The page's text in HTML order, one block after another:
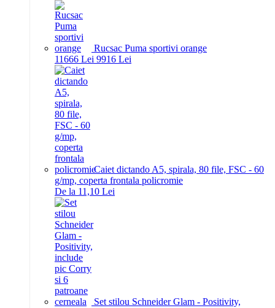
Rucsac Puma sportivi orange
11666 Lei 9916 Lei
Caiet dictando A5, spirala, 80 file, FSC - 60
g/mp, coperta frontala policromie
De la 11,10 Lei
Set stilou Schneider Glam - Positivity,